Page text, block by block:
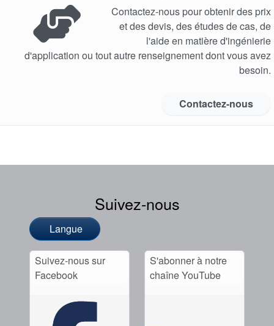
Contactez-nous pour obtenir des prix
et des devis, des études de cas, de
l'aide en matière d'ingénierie
d'application ou tout autre renseignement dont vous avez
besoin.
Contactez-nous
Suivez-nous
Langue
Suivez-nous sur
Facebook
S'abonner à notre
chaîne YouTube